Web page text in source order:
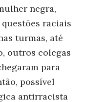
negra,
raciais
turmas, até
outros colegas
para
possível
antirracista